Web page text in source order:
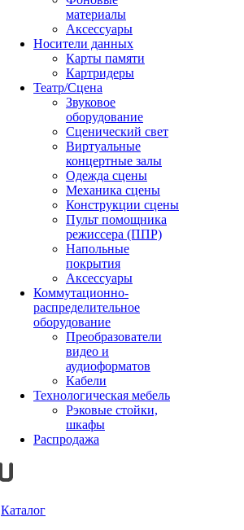
материалы
Аксессуары
Носители данных
Карты памяти
Картридеры
Театр/Сцена
Звуковое
оборудование
Сценический свет
Виртуальные
концертные залы
Одежда сцены
Механика сцены
Конструкции сцены
Пульт помощника
режиссера (ППР)
Напольные
покрытия
Аксессуары
Коммутационно-
распределительное
оборудование
Преобразователи
видео и
аудиоформатов
Кабели
Технологическая мебель
Рэковые стойки,
шкафы
Распродажа
Каталог